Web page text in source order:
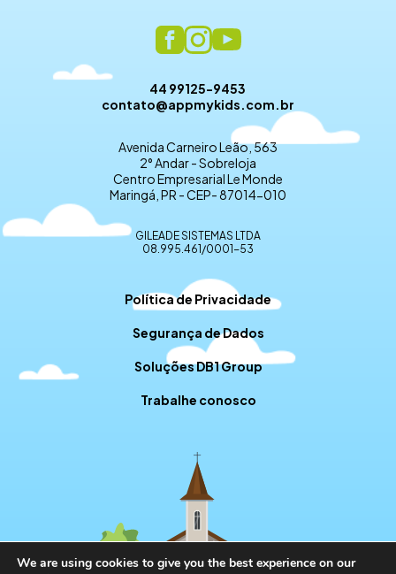
44 99125-9453
contato@appmykids.com.br
Avenida Carneiro Leão, 563
2° Andar - Sobreloja
Centro Empresarial Le Monde
Maringá, PR - CEP- 87014-010
GILEADE SISTEMAS LTDA
08.995.461/0001-53
Política de Privacidade
Segurança de Dados
Soluções DB1 Group
Trabalhe conosco
We are using cookies to give you the best experience on our